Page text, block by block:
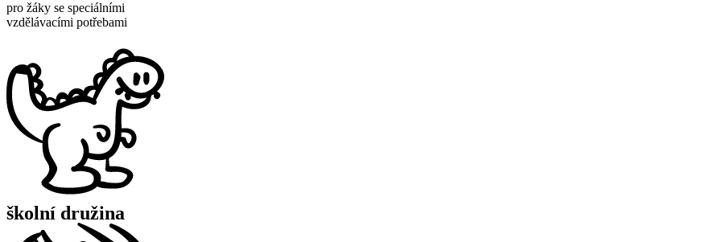
pro žáky se speciálními
vzdělávacími potřebami
školní družina